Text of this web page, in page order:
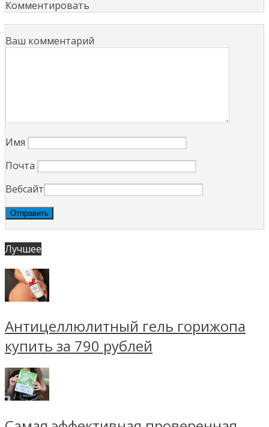
Комментировать
Ваш комментарий
Имя
Почта
Вебсайт
Лучшее
Антицеллюлитный гель горижопа
купить за 790 рублей